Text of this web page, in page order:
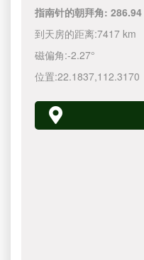
指南针的朝拜角:286.94
到天房的距离:7417 km
磁偏角:-2.27°
位置:22.1837,112.3170